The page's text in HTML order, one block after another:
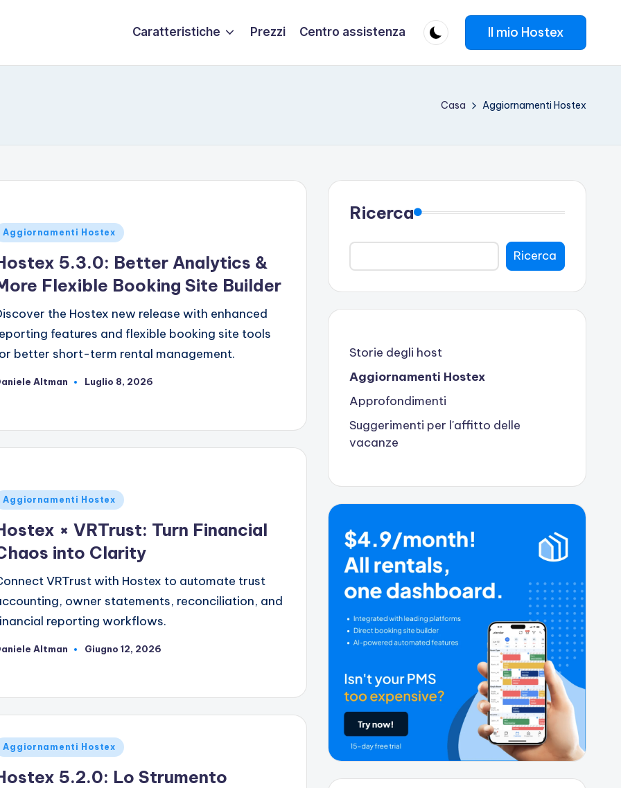
Caratteristiche Prezzi Centro assistenza Il mio Hostex
Casa Aggiornamenti Hostex
Aggiornamenti Hostex
5.3.0: Better Analytics &
Flexible Booking Site Builder
the Hostex new release with enhanced
features and flexible booking site tools
better short-term rental management.
Altman Luglio 8, 2026
Aggiornamenti Hostex
× VRTrust: Turn Financial
into Clarity
VRTrust with Hostex to automate trust
owner statements, reconciliation, and
reporting workflows.
Altman Giugno 12, 2026
Aggiornamenti Hostex
5.2.0: Lo Strumento
Ricerca
Ricerca
Storie degli host
Aggiornamenti Hostex
Approfondimenti
Suggerimenti per l'affitto delle
vacanze